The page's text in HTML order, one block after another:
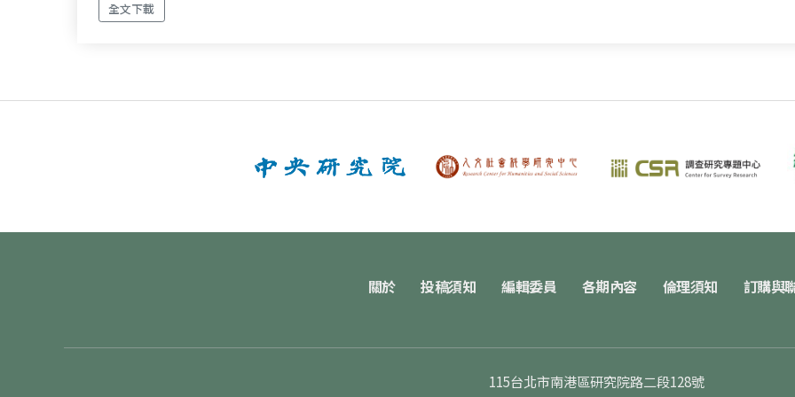
全文下載
關於 投稿須知 編輯委員 各期內容 倫理須知 訂購與
115台北市南港區研究院路二段128號